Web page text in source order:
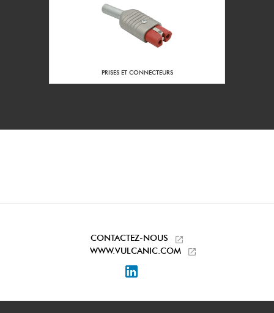
6.3
Fiche prolongatrice
PRISES ET CONNECTEURS
CONTACTEZ-NOUS
WWW.VULCANIC.COM